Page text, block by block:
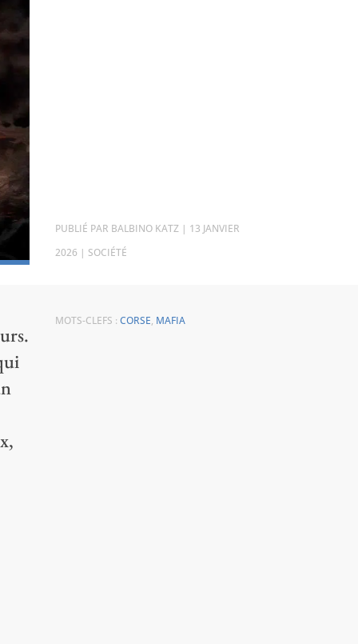
PAR BALBINO KATZ | 13 JANVIER
2026 | SOCIÉTÉ
MOTS-CLEFS : CORSE, MAFIA